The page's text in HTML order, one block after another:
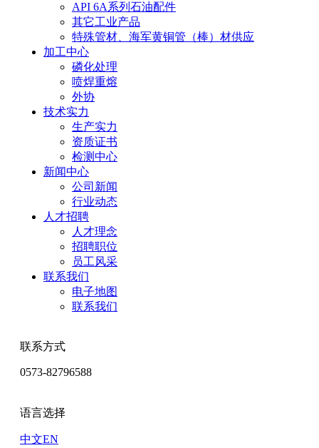
API 6A系列石油配件
其它工业产品
特殊管材、海军黄铜管（棒）材供应
加工中心
磷化处理
喷焊重熔
外协
技术实力
生产实力
资质证书
检测中心
新闻中心
公司新闻
行业动态
人才招聘
人才理念
招聘职位
员工风采
联系我们
电子地图
联系我们
联系方式
0573-82796588
语言选择
中文EN